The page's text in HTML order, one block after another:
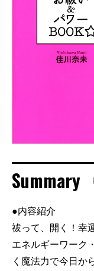
Summary
●内容紹介
祓って、開く！幸
エネルギーワーク
く魔法力で今日か